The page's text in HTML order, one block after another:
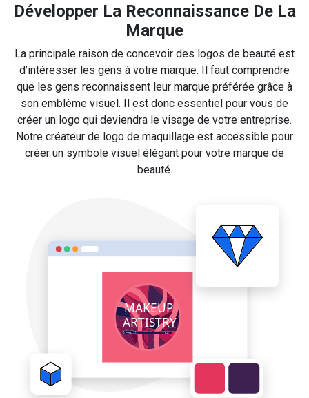
Développer La Reconnaissance De La
Marque
La principale raison de concevoir des logos de beauté est
d’intéresser les gens à votre marque. Il faut comprendre
que les gens reconnaissent leur marque préférée grâce à
son emblème visuel. Il est donc essentiel pour vous de
créer un logo qui deviendra le visage de votre entreprise.
Notre créateur de logo de maquillage est accessible pour
créer un symbole visuel élégant pour votre marque de
beauté.